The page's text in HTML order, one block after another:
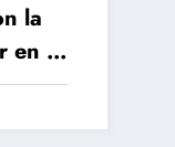
la
en el